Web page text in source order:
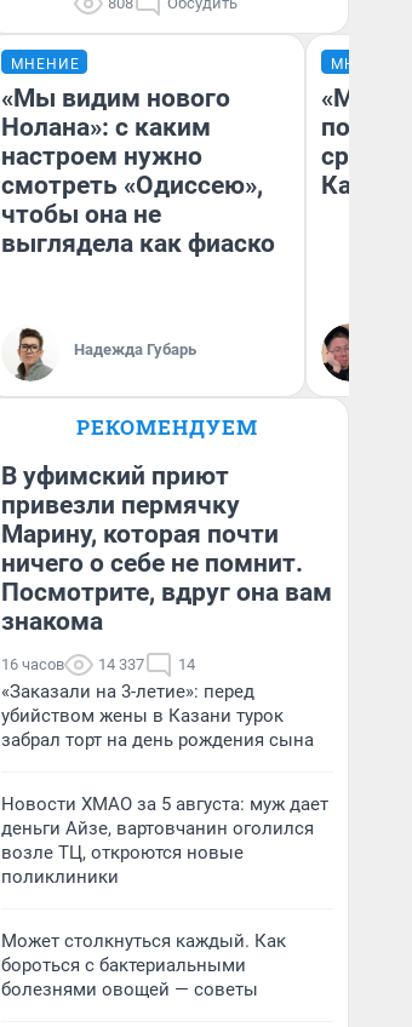
МНЕНИЕ
«Мы видим нового
Нолана»: с каким
настроем нужно
смотреть «Одиссею»,
чтобы она не
выглядела как фиаско
Надежда Губарь
МНЕНИЕ
РЕКОМЕНДУЕМ
В уфимский приют
привезли пермячку
Марину, которая почти
ничего о себе не помнит.
Посмотрите, вдруг она вам
знакома
16 часов 14 337 14
«Заказали на 3-летие»: перед
убийством жены в Казани турок
забрал торт на день рождения сына
Новости ХМАО за 5 августа: муж дает
деньги Айзе, вартовчанин оголился
возле ТЦ, откроются новые
поликлиники
Может столкнуться каждый. Как
бороться с бактериальными
болезнями овощей — советы